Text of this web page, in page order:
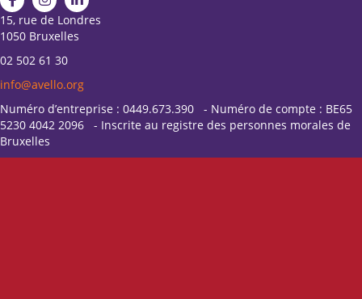
15, rue de Londres
1050 Bruxelles
02 502 61 30
info@avello.org
Numéro d’entreprise : 0449.673.390 - Numéro de compte : BE65
5230 4042 2096 - Inscrite au registre des personnes morales de
Bruxelles